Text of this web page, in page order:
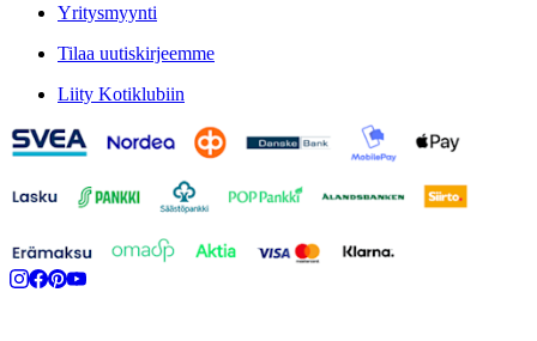
Yritysmyynti
Tilaa uutiskirjeemme
Liity Kotiklubiin